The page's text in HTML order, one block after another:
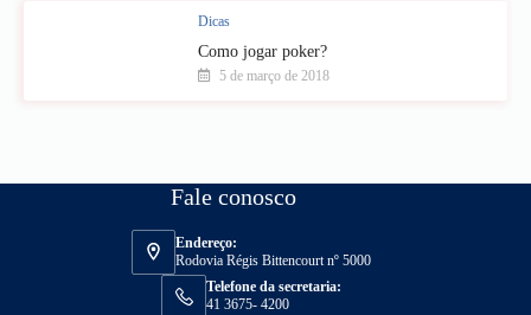
Dicas
Como jogar poker?
5 de março de 2018
Fale conosco
Endereço:
Rodovia Régis Bittencourt nº 5000
Telefone da secretaria:
41 3675- 4200